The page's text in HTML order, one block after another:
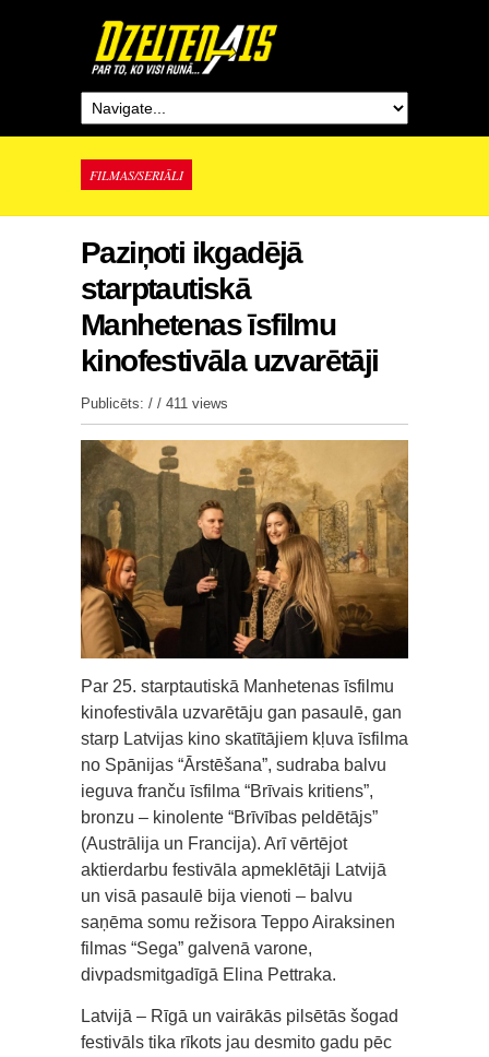
FILMAS/SERIĀLI
Paziņoti ikgadējā
starptautiskā
Manhetenas īsfilmu
kinofestivāla uzvarētāji
Publicēts: / / 411 views
Par 25. starptautiskā Manhetenas īsfilmu
kinofestivāla uzvarētāju gan pasaulē, gan
starp Latvijas kino skatītājiem kļuva īsfilma
no Spānijas “Ārstēšana”, sudraba balvu
ieguva franču īsfilma “Brīvais kritiens”,
bronzu – kinolente “Brīvības peldētājs”
(Austrālija un Francija). Arī vērtējot
aktierdarbu festivāla apmeklētāji Latvijā
un visā pasaulē bija vienoti – balvu
saņēma somu režisora Teppo Airaksinen
filmas “Sega” galvenā varone,
divpadsmitgadīgā Elina Pettraka.
Latvijā – Rīgā un vairākās pilsētās šogad
festivāls tika rīkots jau desmito gadu pēc